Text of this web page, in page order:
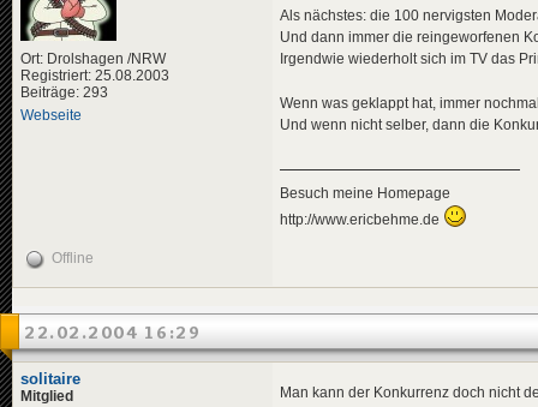
Ort: Drolshagen /NRW
Registriert: 25.08.2003
Beiträge: 293
Webseite
Als nächstes: die 100 nervigsten
Und dann immer die reingeworfenen
Irgendwie wiederholt sich im TV das
Wenn was geklappt hat, immer
Und wenn nicht selber, dann die
Besuch meine Homepage
http://www.ericbehme.de
Offline
22.02.2004 16:29
solitaire
Mitglied Man kann der Konkurrenz doch nicht